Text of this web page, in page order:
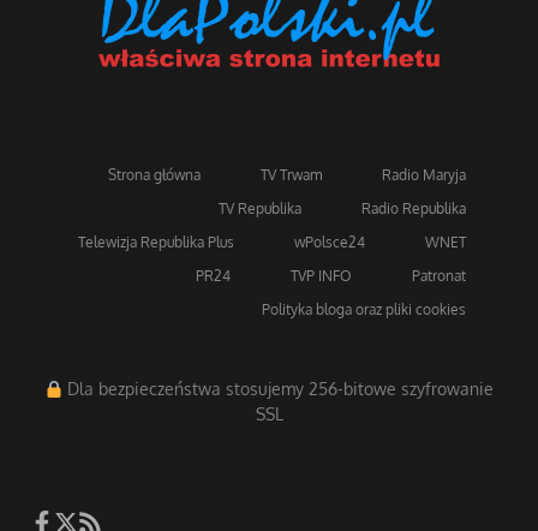
Strona główna TV Trwam
Radio Maryja
TV Republika
Radio Republika
Telewizja Republika Plus
wPolsce24
WNET
PR24
TVP INFO
Patronat
Polityka bloga oraz pliki cookies
Dla bezpieczeństwa stosujemy 256-bitowe szyfrowanie
SSL